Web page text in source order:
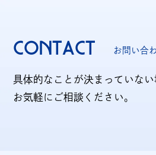
CONTACT お問い合
具体的なことが決まっていない
お気軽にご相談ください。